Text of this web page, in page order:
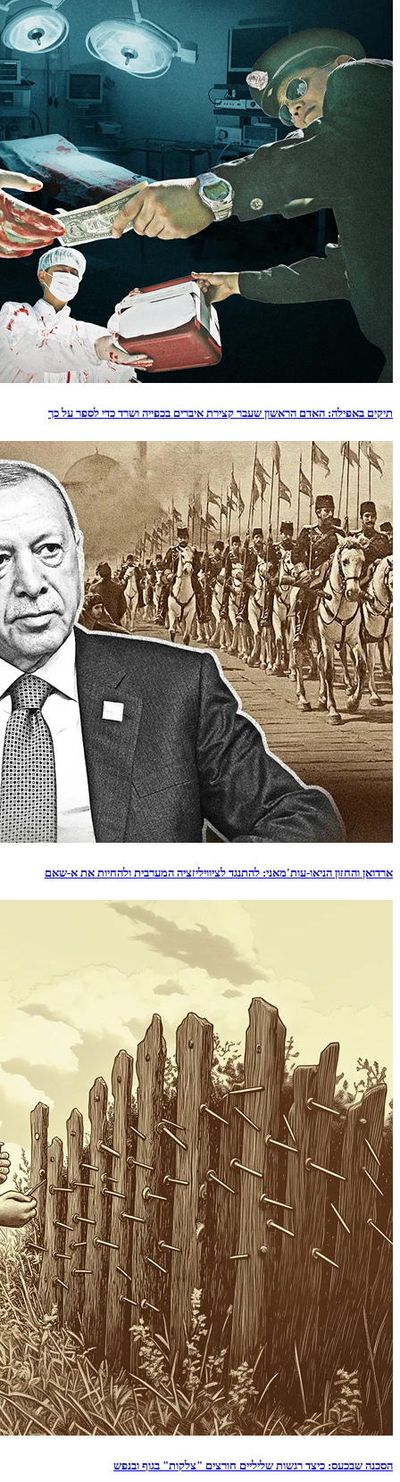
תיקים באפילה: האדם הראשון שעבר קצירת איברים בכפייה ושרד כדי לספר על כך
ארדואן והחזון הניאו-עות'מאני: להתנגד לציוויליזציה המערבית ולהחיות את א-שאם
הסכנה שבכעס: כיצד רגשות שליליים חורצים "צלקות" בגוף ובנפש